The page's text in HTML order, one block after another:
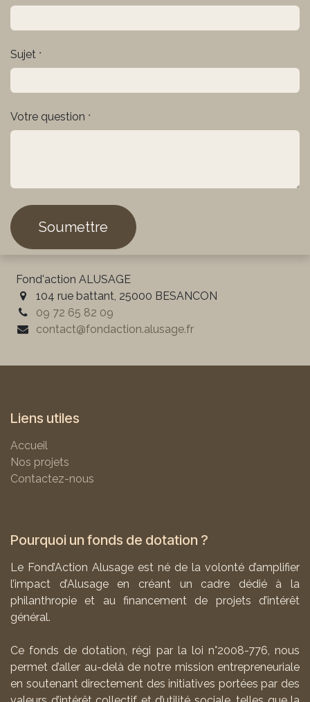
Sujet *
Votre question *
Soumettre
Fond'action ALUSAGE
104 rue battant, 25000 BESANCON
09 72 65 82 09
contact@fondaction.alusage.fr
Liens utiles
Accueil
Nos projets
Contactez-nous
Pourquoi un fonds de dotation ?
Le Fond’Action Alusage est né de la volonté d’amplifier
l’impact d’Alusage en créant un cadre dédié à la
philanthropie et au financement de projets d’intérêt
général.
Ce fonds de dotation, régi par la loi n°2008-776, nous
permet d’aller au-delà de notre mission entrepreneuriale
en soutenant directement des initiatives portées par des